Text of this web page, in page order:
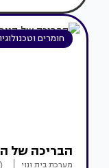
חומרים
הבריכה של
מערכת בית ונוי